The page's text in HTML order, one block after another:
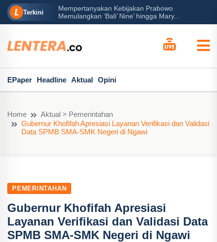
Terkini
Mempertanyakan Kebijakan Prabowo
Memulangkan ‘Bali’ Nine’ hingga Mary...
EPaper Headline Aktual Opini
Home
Aktual > Pemerintahan
Gubernur Khofifah Apresiasi Layanan Verifikasi dan Validasi
Data SPMB SMA-SMK Negeri di Ngawi
PEMERINTAHAN
Gubernur Khofifah Apresiasi
Layanan Verifikasi dan Validasi Data
SPMB SMA-SMK Negeri di Ngawi